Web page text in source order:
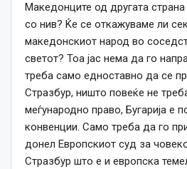
Македонците од другата
со нив? Ќе се откажуваме ли
македонскиот народ во
светот? Тоа јас нема да го
треба само едноставно да се
Стразбур, ништо повеќе не
меѓународно право, Бугарија е
конвенции. Само треба да го
донел Европскиот суд за
Стразбур што е и европска